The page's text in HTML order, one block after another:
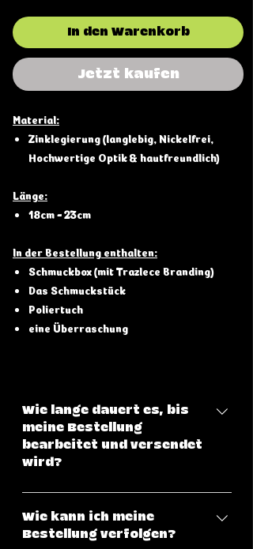
In den Warenkorb
Jetzt kaufen
Material:
Zinklegierung (langlebig, Nickelfrei,
Hochwertige Optik & hautfreundlich)
Länge:
18cm - 23cm
In der Bestellung enthalten:
Schmuckbox (mit Trazlece Branding)
Das Schmuckstück
Poliertuch
eine Überraschung
Wie lange dauert es, bis
meine Bestellung
bearbeitet und versendet
wird?
Klicke hier, um eine genaue
Übersicht über unsere
Versandbedingungen zu haben.
Wie kann ich meine
Bestellung verfolgen?